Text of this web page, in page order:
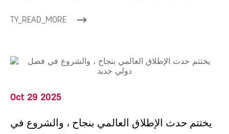
TY_READ_MORE
Oct 29 2025
يختتم حدث الإطلاق العالمي بنجاح ، والشروع في